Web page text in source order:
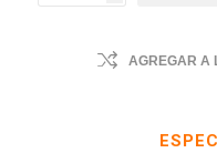
AGREGAR A